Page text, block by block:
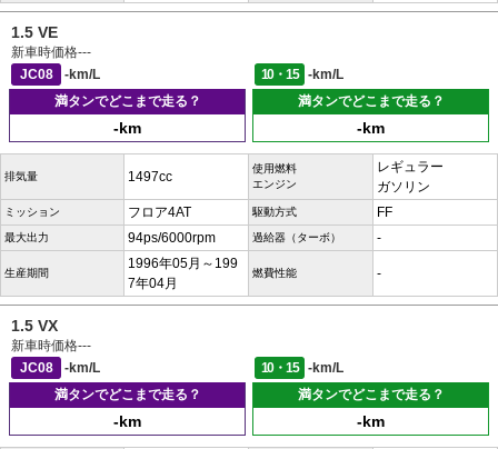
1.5 VE
新車時価格---
JC08
-km/L 10・15
-km/L
満タンでどこまで走る？
-km
満タンでどこまで走る？
-km
排気量 1497cc
使用燃料
エンジン
レギュラー
ガソリン
ミッション フロア4AT 駆動方式 FF
最大出力 94ps/6000rpm 過給器（ターボ） -
生産期間
1996年05月～199
7年04月
燃費性能 -
1.5 VX
新車時価格---
JC08
-km/L 10・15
-km/L
満タンでどこまで走る？
-km
満タンでどこまで走る？
-km